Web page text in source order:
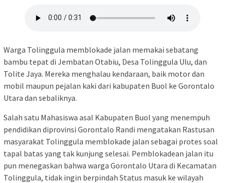
Warga Tolinggula memblokade jalan memakai sebatang
bambu tepat di Jembatan Otabiu, Desa Tolinggula Ulu, dan
Tolite Jaya. Mereka menghalau kendaraan, baik motor dan
mobil maupun pejalan kaki dari kabupaten Buol ke Gorontalo
Utara dan sebaliknya.
Salah satu Mahasiswa asal Kabupaten Buol yang menempuh
pendidikan diprovinsi Gorontalo Randi mengatakan Rastusan
masyarakat Tolinggula memblokade jalan sebagai protes soal
tapal batas yang tak kunjung selesai. Pemblokadean jalan itu
pun menegaskan bahwa warga Gorontalo Utara di Kecamatan
Tolinggula, tidak ingin berpindah Status masuk ke wilayah